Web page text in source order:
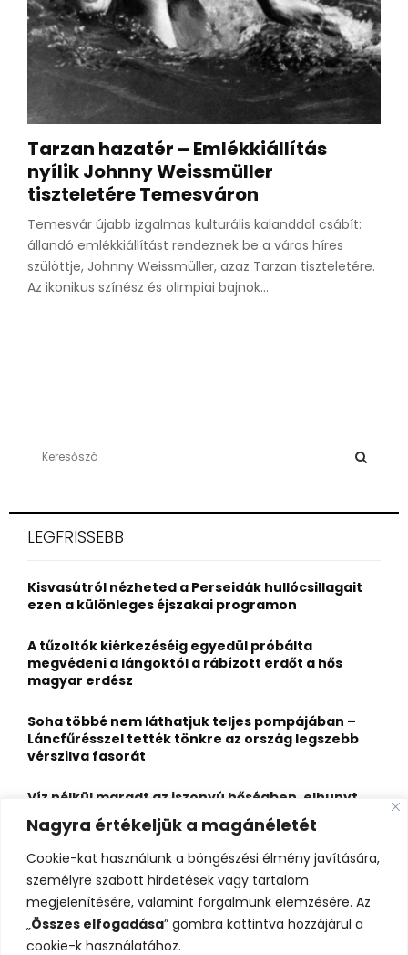
Nagyra értékeljük a magánéletét
Cookie-kat használunk a böngészési élmény javítására,
személyre szabott hirdetések vagy tartalom
megjelenítésére, valamint forgalmunk elemzésére. Az
„Összes elfogadása” gombra kattintva hozzájárul a
cookie-k használatához.
Tarzan hazatér – Emlékkiállítás
nyílik Johnny Weissmüller
tiszteletére Temesváron
Temesvár újabb izgalmas kulturális kalanddal csábít:
állandó emlékkiállítást rendeznek be a város híres
szülöttje, Johnny Weissmüller, azaz Tarzan tiszteletére.
Az ikonikus színész és olimpiai bajnok...
h
o
r
LEGFRISSEBB
Kisvasútról nézheted a Perseidák hullócsillagait
ezen a különleges éjszakai programon
A tűzoltók kiérkezéséig egyedül próbálta
megvédeni a lángoktól a rábízott erdőt a hős
magyar erdész
Soha többé nem láthatjuk teljes pompájában –
Láncfűrésszel tették tönkre az ország legszebb
vérszilva fasorát
Víz nélkül maradt az iszonyú hőségben, elhunyt
egy kiránduló a legnépszerűbb horvát
hegységben
Felbecsülhetetlen értékű honfoglaláskori
leletegyüttes került elő Pest megyében – videóval